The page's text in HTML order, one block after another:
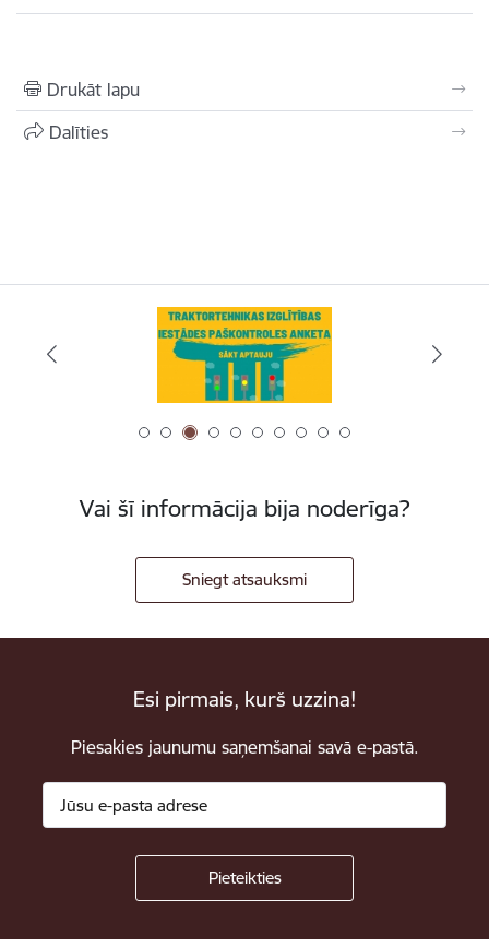
Drukāt lapu
Dalīties
Vai šī informācija bija noderīga?
Sniegt atsauksmi
Esi pirmais, kurš uzzina!
Piesakies jaunumu saņemšanai savā e-pastā.